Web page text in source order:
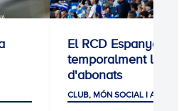
Espanyol tanca
les altes
SOCIAL I AFICIÓ